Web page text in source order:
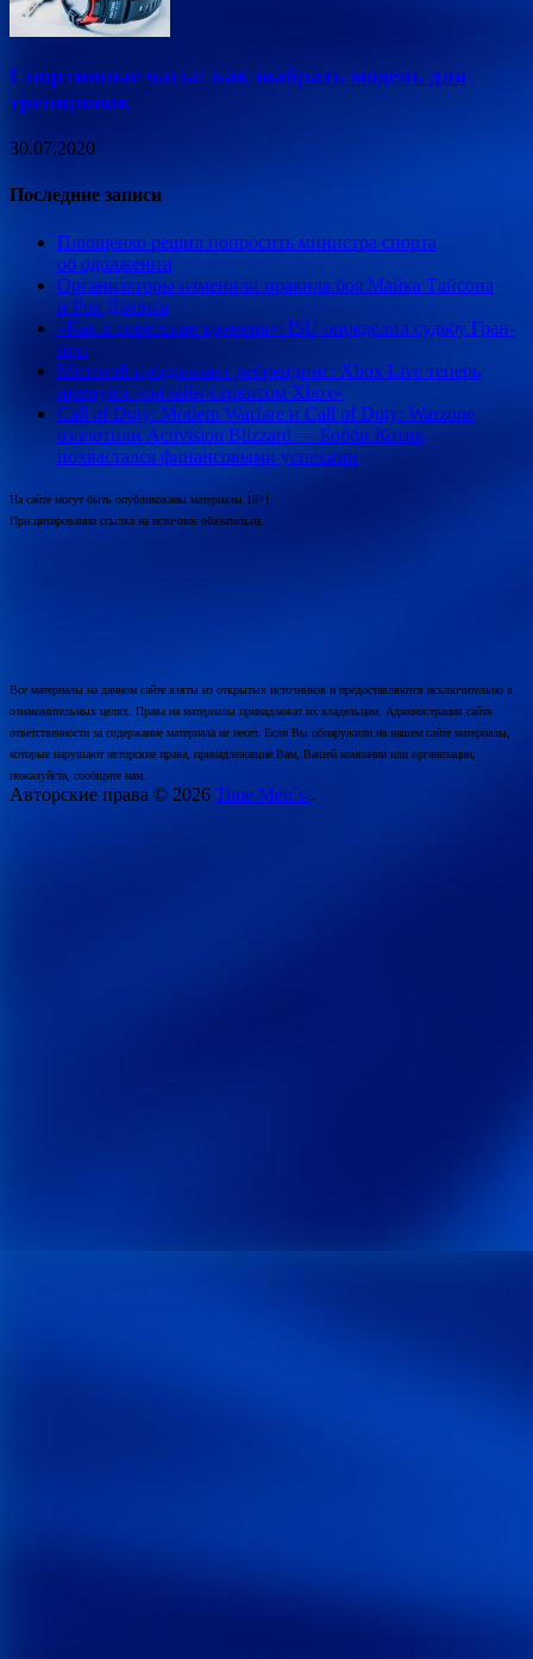
Спортивные часы: как выбрать модель для
тренировок
30.07.2020
Последние записи
Плющенко решил попросить министра спорта
об одолжении
Организаторы изменили правила боя Майка Тайсона
и Роя Джонса
«Как в советские времена»: ISU определил судьбу Гран-
при
Microsoft продолжает ребрендинг: Xbox Live теперь
именуют «онлайн-сервисом Xbox»
Call of Duty: Modern Warfare и Call of Duty: Warzone
озолотили Activision Blizzard — Бобби Котик
похвастался финансовыми успехами
На сайте могут быть опубликованы материалы 18+!
При цитировании ссылка на источник обязательна.
Все материалы на данном сайте взяты из открытых источников и предоставляются исключительно в
ознакомительных целях. Права на материалы принадлежат их владельцам. Администрация сайта
ответственности за содержание материала не несет. Если Вы обнаружили на нашем сайте материалы,
которые нарушают авторские права, принадлежащие Вам, Вашей компании или организации,
пожалуйста, сообщите нам.
Авторские права © 2026 Time Men`s..